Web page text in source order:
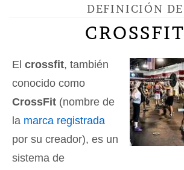
DEFINICIÓN DE
CROSSFIT
El crossfit, también
conocido como
CrossFit (nombre de
la marca registrada
por su creador), es un
sistema de